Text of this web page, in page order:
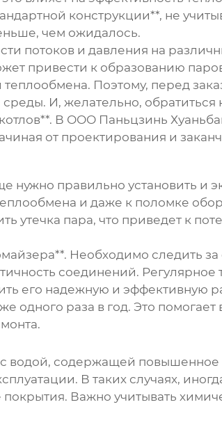
конструкции**, не
чем ожидалось.
потоков и давления на
привести к образованию
Поэтому, перед
И, желательно, обратиться
В ООО Паньцзинь
от проектирования и
нужно правильно установить и
и даже к поломке
утечка пара, что приведет к
Необходимо следить
соединений. Регулярное
его надежную и эффективную
раза в год. Это помогает
с водой, содержащей
В таких случаях,
Важно учитывать